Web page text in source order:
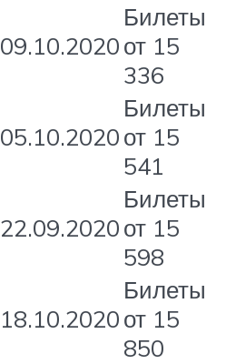
09.10.2020
Билеты
от 15
336
05.10.2020
Билеты
от 15
541
22.09.2020
Билеты
от 15
598
18.10.2020
Билеты
от 15
850